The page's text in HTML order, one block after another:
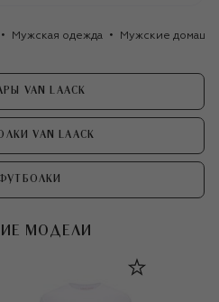
Мужская одежда Мужские
VAN LAACK
VAN LAACK
МОДЕЛИ